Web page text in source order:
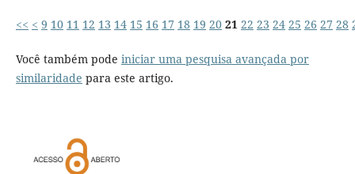
<< < 9 10 11 12 13 14 15 16 17 18 19 20 21 22 23 24 25 26 27 28
Você também pode iniciar uma pesquisa avançada por
similaridade para este artigo.